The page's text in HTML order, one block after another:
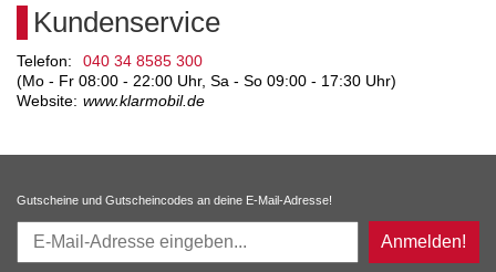
Kundenservice
Telefon:
040 34 8585 300
(Mo - Fr 08:00 - 22:00 Uhr, Sa - So 09:00 - 17:30 Uhr)
Website: www.klarmobil.de
Gutscheine und Gutscheincodes an deine E-Mail-Adresse!
Anmelden!